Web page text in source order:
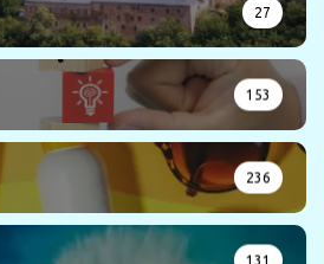
27
153
236
131